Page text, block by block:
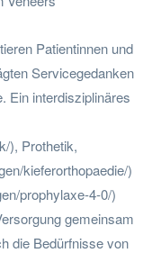
Patientinnen und
Servicegedanken
Ein interdisziplinäres
), Prothetik,
kieferorthopaedie/)
prophylaxe-4-0/)
gemeinsam
die Bedürfnisse von